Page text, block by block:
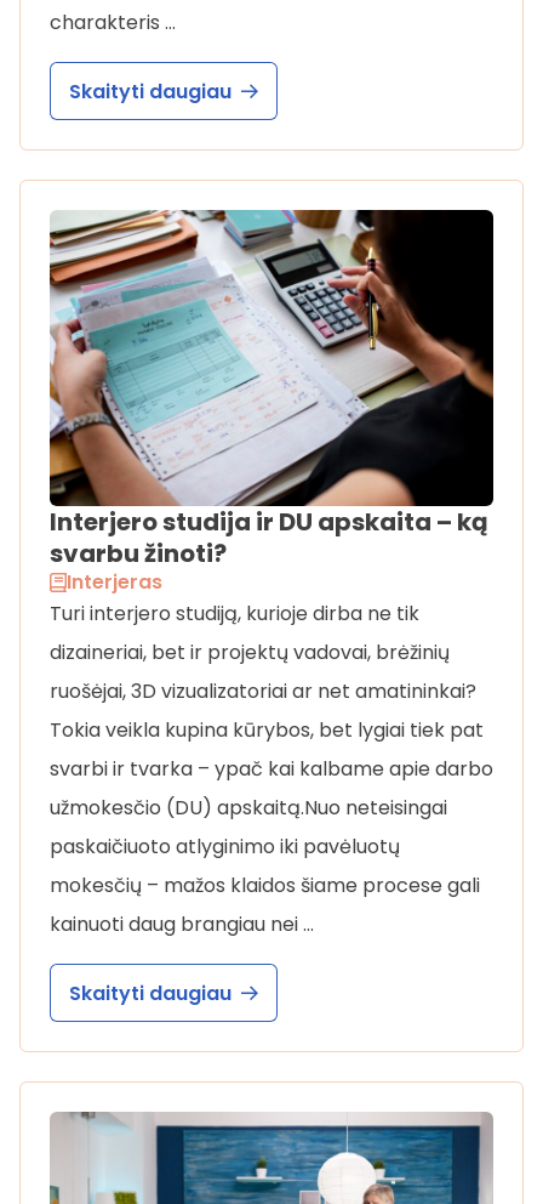
charakteris …
Skaityti daugiau
Interjero studija ir DU apskaita – ką
svarbu žinoti?
Interjeras
Turi interjero studiją, kurioje dirba ne tik
dizaineriai, bet ir projektų vadovai, brėžinių
ruošėjai, 3D vizualizatoriai ar net amatininkai?
Tokia veikla kupina kūrybos, bet lygiai tiek pat
svarbi ir tvarka – ypač kai kalbame apie darbo
užmokesčio (DU) apskaitą.Nuo neteisingai
paskaičiuoto atlyginimo iki pavėluotų
mokesčių – mažos klaidos šiame procese gali
kainuoti daug brangiau nei …
Skaityti daugiau